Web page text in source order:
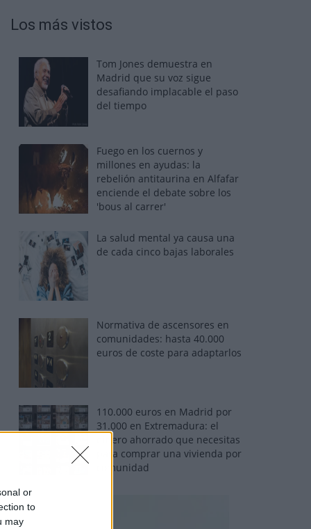
or
to
may
Los más vistos
Tom Jones demuestra en
Madrid que su voz sigue
desafiando implacable el paso
del tiempo
Fuego en los cuernos y
millones en ayudas: la
rebelión antitaurina en Alfafar
enciende el debate sobre los
'bous al carrer'
La salud mental ya causa una
de cada cinco bajas laborales
Normativa de ascensores en
comunidades: hasta 40.000
euros de coste para adaptarlos
110.000 euros en Madrid por
31.000 en Extremadura: el
dinero ahorrado que necesitas
para comprar una vivienda por
comunidad